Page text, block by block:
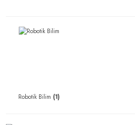
Robotik Bilim (1)